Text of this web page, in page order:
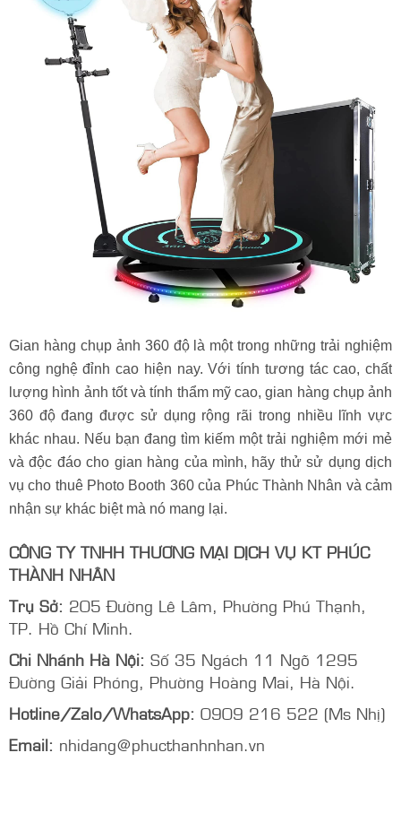
Gian hàng chụp ảnh 360 độ là một trong những trải nghiệm
công nghệ đỉnh cao hiện nay. Với tính tương tác cao, chất
lượng hình ảnh tốt và tính thẩm mỹ cao, gian hàng chụp ảnh
360 độ đang được sử dụng rộng rãi trong nhiều lĩnh vực
khác nhau. Nếu bạn đang tìm kiếm một trải nghiệm mới mẻ
và độc đáo cho gian hàng của mình, hãy thử sử dụng dịch
vụ cho thuê Photo Booth 360 của Phúc Thành Nhân và cảm
nhận sự khác biệt mà nó mang lại.
CÔNG TY TNHH THƯƠNG MẠI DỊCH VỤ KT PHÚC
THÀNH NHÂN
Trụ Sở: 205 Đường Lê Lâm, Phường Phú Thạnh,
TP. Hồ Chí Minh.
Chi Nhánh Hà Nội: Số 35 Ngách 11 Ngõ 1295
Đường Giải Phóng, Phường Hoàng Mai, Hà Nội.
Hotline/Zalo/WhatsApp: 0909 216 522 (Ms Nhị)
Email: nhidang@phucthanhnhan.vn